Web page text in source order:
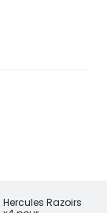
Hercules Razoirs